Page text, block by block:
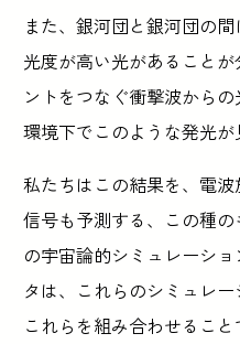
また、銀河団と銀河団の
光度が高い光があること
ントをつなぐ衝撃波から
環境下でこのような発光が
私たちはこの結果を、電
信号も予測する、この種
の宇宙論的シミュレーシ
タは、これらのシミュレー
これらを組み合わせるこ